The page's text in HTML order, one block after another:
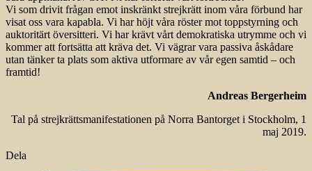
Vi som drivit frågan emot inskränkt strejkrätt inom våra förbund har
visat oss vara kapabla. Vi har höjt våra röster mot toppstyrning och
auktoritärt översitteri. Vi har krävt vårt demokratiska utrymme och vi
kommer att fortsätta att kräva det. Vi vägrar vara passiva åskådare
utan tänker ta plats som aktiva utformare av vår egen samtid – och
framtid!
Andreas Bergerheim
Tal på strejkrättsmanifestationen på Norra Bantorget i Stockholm, 1
maj 2019.
Dela